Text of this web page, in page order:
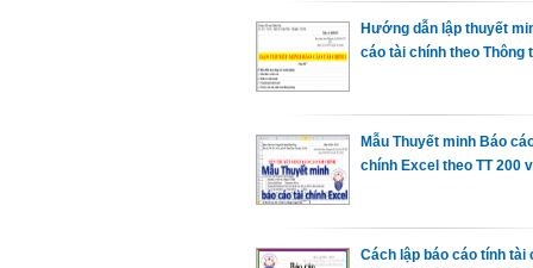
Hướng dẫn lập thuyết
cáo tài chính theo Thông
Mẫu Thuyết minh Báo
chính Excel theo TT 200
Cách lập báo cáo tính tài